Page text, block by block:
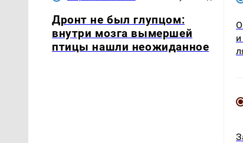
Дронт не был глупцом:
внутри мозга вымершей
птицы нашли неожиданное